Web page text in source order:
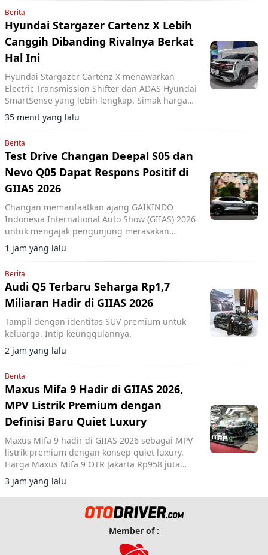
Berita
Hyundai Stargazer Cartenz X Lebih
Canggih Dibanding Rivalnya Berkat
Hal Ini
Hyundai Stargazer Cartenz X menawarkan
Electric Transmission Shifter dan ADAS Hyundai
SmartSense yang lebih lengkap. Simak harga
Hyundai Stargazer Cartenz X terbaru mulai
Rp350 juta di artikel ini.
35 menit yang lalu
Berita
Test Drive Changan Deepal S05 dan
Nevo Q05 Dapat Respons Positif di
GIIAS 2026
Changan memanfaatkan ajang GAIKINDO
Indonesia International Auto Show (GIIAS) 2026
untuk mengajak pengunjung merasakan
langsung performa dua model terbarunya,
Changan Deepal S05 dan Changan Nevo Q05.
1 jam yang lalu
Berita
Audi Q5 Terbaru Seharga Rp1,7
Miliaran Hadir di GIIAS 2026
Tampil dengan identitas SUV premium untuk
keluarga. Intip keunggulannya.
2 jam yang lalu
Berita
Maxus Mifa 9 Hadir di GIIAS 2026,
MPV Listrik Premium dengan
Definisi Baru Quiet Luxury
Maxus Mifa 9 hadir di GIIAS 2026 sebagai MPV
listrik premium dengan konsep quiet luxury.
Harga Maxus Mifa 9 OTR Jakarta Rp958 juta
dilengkapi baterai 90 kWh dan fitur kabin
mewah.
3 jam yang lalu
Member of :